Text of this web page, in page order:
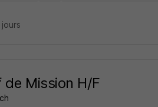
de Mission H/F